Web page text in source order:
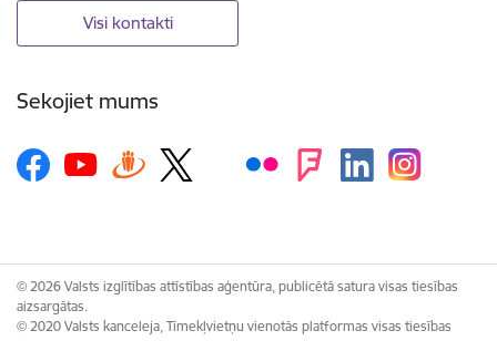
Visi kontakti
Sekojiet mums
© 2026 Valsts izglītības attīstības aģentūra, publicētā satura visas tiesības
aizsargātas.
© 2020 Valsts kanceleja, Tīmekļvietņu vienotās platformas visas tiesības